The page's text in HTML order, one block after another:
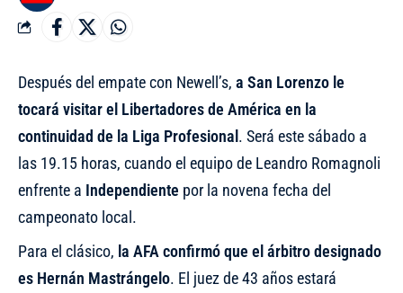
Después del empate con Newell’s, a San Lorenzo le
tocará visitar el Libertadores de América en la
continuidad de la Liga Profesional . Será este sábado a
las 19.15 horas, cuando el equipo de Leandro Romagnoli
enfrente a Independiente por la novena fecha del
campeonato local.
Para el clásico, la AFA confirmó que el árbitro designado
es Hernán Mastrángelo. El juez de 43 años estará